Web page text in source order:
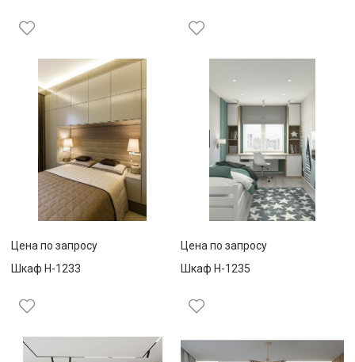
Цена по запросу
Шкаф Н-1233
Цена по запросу
Шкаф Н-1235